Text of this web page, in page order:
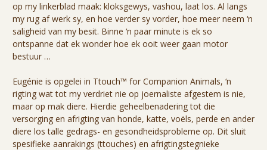
op my linkerblad maak: kloksgewys, vashou, laat los. Al langs
my rug af werk sy, en hoe verder sy vorder, hoe meer neem ‘n
saligheid van my besit. Binne ‘n paar minute is ek so
ontspanne dat ek wonder hoe ek ooit weer gaan motor
bestuur …
Eugénie is opgelei in Ttouch™ for Companion Animals, ‘n
rigting wat tot my verdriet nie op joernaliste afgestem is nie,
maar op mak diere. Hierdie geheelbenadering tot die
versorging en afrigting van honde, katte, voëls, perde en ander
diere los talle gedrags- en gesondheidsprobleme op. Dit sluit
spesifieke aanrakings (ttouches) en afrigtingstegnieke